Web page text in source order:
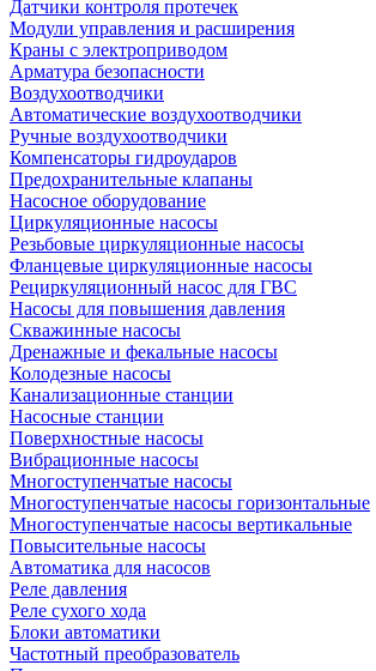
Датчики контроля протечек
Модули управления и расширения
Краны с электроприводом
Арматура безопасности
Воздухоотводчики
Автоматические воздухоотводчики
Ручные воздухоотводчики
Компенсаторы гидроударов
Предохранительные клапаны
Насосное оборудование
Циркуляционные насосы
Резьбовые циркуляционные насосы
Фланцевые циркуляционные насосы
Рециркуляционный насос для ГВС
Насосы для повышения давления
Скважинные насосы
Дренажные и фекальные насосы
Колодезные насосы
Канализационные станции
Насосные станции
Поверхностные насосы
Вибрационные насосы
Многоступенчатые насосы
Многоступенчатые насосы горизонтальные
Многоступенчатые насосы вертикальные
Повысительные насосы
Автоматика для насосов
Реле давления
Реле сухого хода
Блоки автоматики
Частотный преобразователь